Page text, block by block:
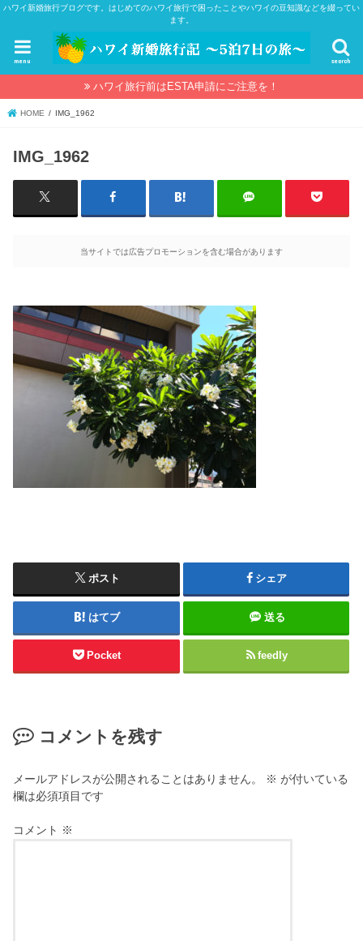
ハワイ新婚旅行ブログです。はじめてのハワイ旅行で困ったことやハワイの豆知識などを綴ってい
ます。
search
menu
ハワイ旅行前はESTA申請にご注意を！
HOME IMG_1962
IMG_1962
当サイトでは広告プロモーションを含む場合があります
ポスト シェア
はてブ 送る
Pocket feedly
コメントを残す
メールアドレスが公開されることはありません。 ※ が付いている
欄は必須項目です
コメント ※